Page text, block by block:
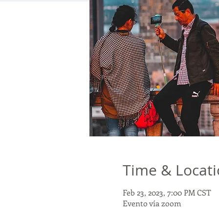
Time &
Feb 23, 2023, 7:00 PM CST
Evento vía zoom